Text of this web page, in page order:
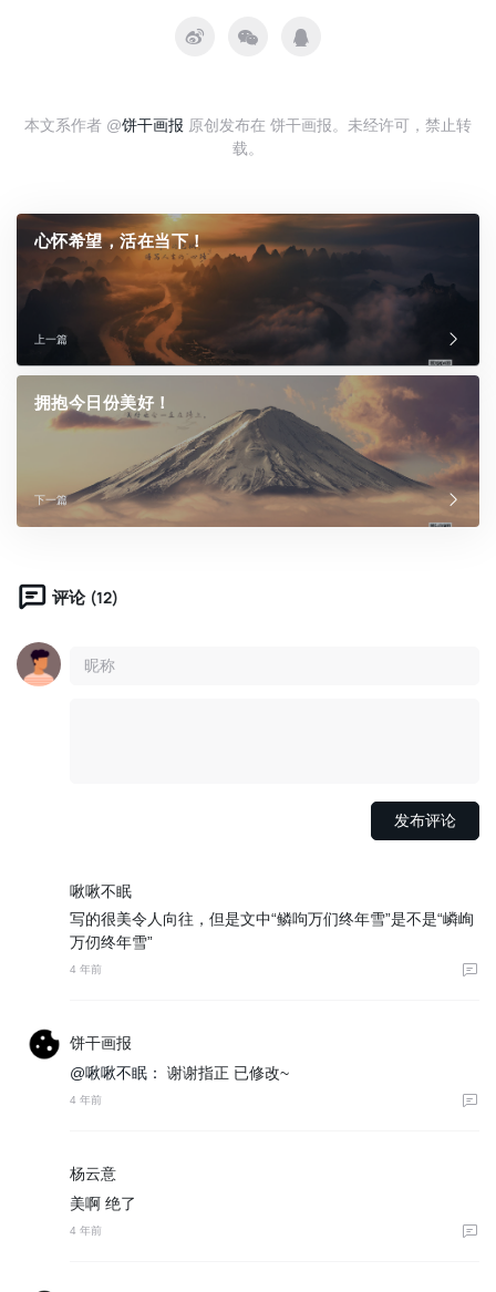
本文系作者 @饼干画报 原创发布在 饼干画报。未经许可，禁止转
载。
心怀希望，活在当下！
上一篇
拥抱今日份美好！
下一篇
评论 (12)
啾啾不眠
写的很美令人向往，但是文中“鳞呴万们终年雪”是不是“嶙峋
万仞终年雪”
4 年前
饼干画报
@啾啾不眠：
谢谢指正 已修改~
4 年前
杨云意
美啊 绝了
4 年前